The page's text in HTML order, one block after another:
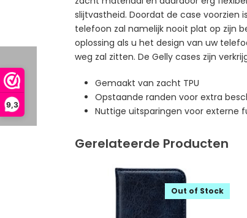
9,3
slijtvastheid. Doordat de case voorzien
telefoon zal namelijk nooit plat op zijn
oplossing als u het design van uw
weg zal zitten. De Gelly cases zijn
Gemaakt van zacht TPU
Opstaande randen voor extra
Nuttige uitsparingen voor externe
Gerelateerde Producten
Out of Stock